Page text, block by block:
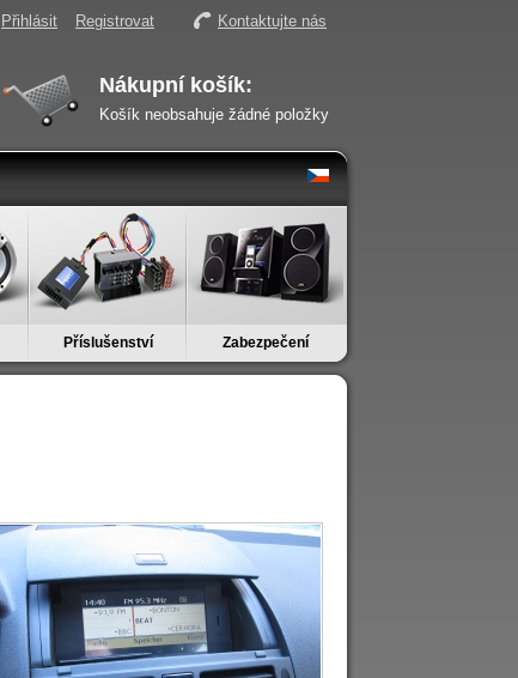
Přihlásit Registrovat Kontaktujte nás
Nákupní košík:
Košík neobsahuje žádné položky
Příslušenství Zabezpečení